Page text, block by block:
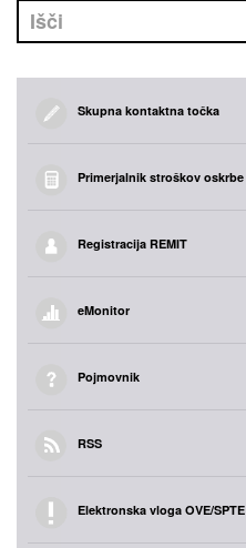
Skupna kontaktna točka
Primerjalnik stroškov oskrbe
Registracija REMIT
eMonitor
Pojmovnik
RSS
Elektronska vloga OVE/SPTE